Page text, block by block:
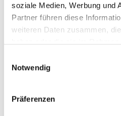
soziale Medien, Werbung und
Partner führen diese
weiteren Daten zusammen,
Notwendig
Präferenzen
Dies